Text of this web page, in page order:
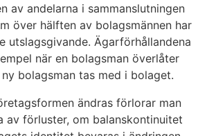
av andelarna i sammanslutningen
över hälften av bolagsmännen har
utslagsgivande. Ägarförhållandena
när en bolagsman överlåter
bolagsman tas med i bolaget.
ändras förlorar man
av förluster, om balanskontinuitet